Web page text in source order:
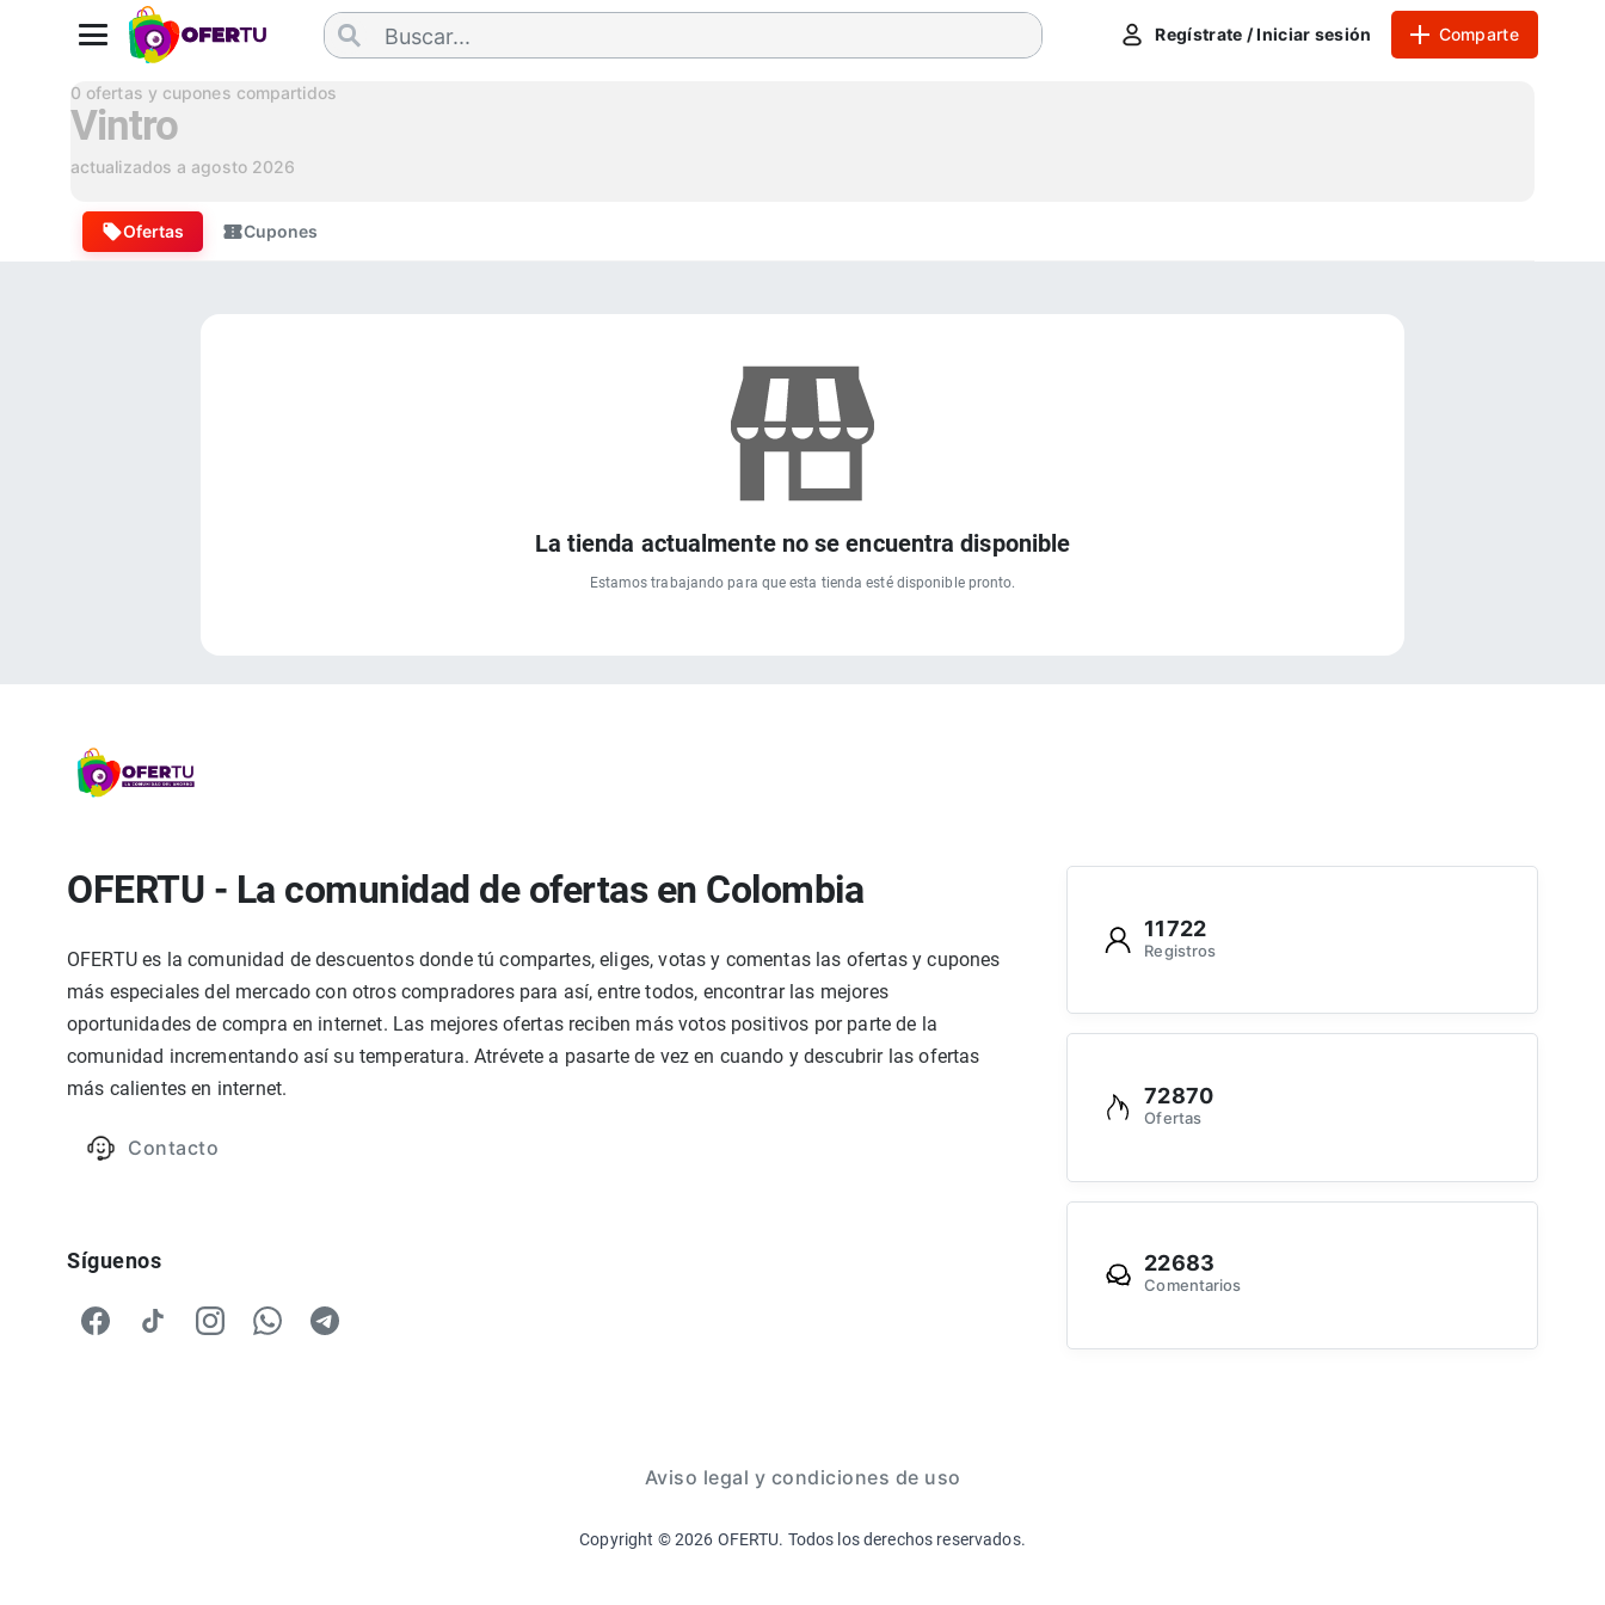
Regístrate / Iniciar sesión Comparte
0 ofertas y cupones compartidos
Vintro
actualizados a agosto 2026
Ofertas Cupones
La tienda actualmente no se encuentra disponible
Estamos trabajando para que esta tienda esté disponible pronto.
OFERTU - La comunidad de ofertas en Colombia
OFERTU es la comunidad de descuentos donde tú compartes, eliges, votas y comentas las ofertas y cupones
más especiales del mercado con otros compradores para así, entre todos, encontrar las mejores
oportunidades de compra en internet. Las mejores ofertas reciben más votos positivos por parte de la
comunidad incrementando así su temperatura. Atrévete a pasarte de vez en cuando y descubrir las ofertas
más calientes en internet.
Contacto
Síguenos
11722
Registros
72870
Ofertas
22683
Comentarios
Aviso legal y condiciones de uso
Copyright ©2026 OFERTU. Todos los derechos reservados.